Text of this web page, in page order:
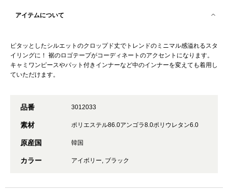
アイテムについて
ピタッとしたシルエットのクロップド丈でトレンドのミニマル感溢れるスタ
イリングに！ 裾のロゴテープがコーディネートのアクセントになります。
キャミワンピースやパット付きインナーなど中のインナーを変えても着用し
ていただけます。
品番 3012033
素材 ポリエステル86.0アンゴラ8.0ポリウレタン6.0
原産国 韓国
カラー アイボリー, ブラック